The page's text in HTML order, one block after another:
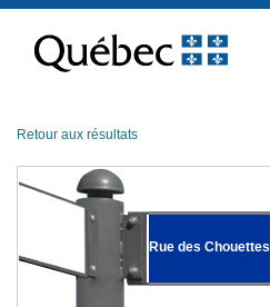
contenu
Retour aux résultats
Rue des Chouettes